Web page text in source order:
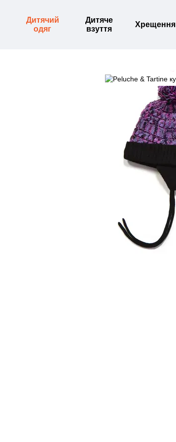
Дитячий
одяг
Дитяче
взуття
Хрещення